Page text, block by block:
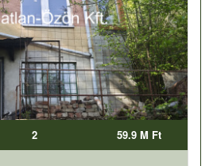
2 59.9 M Ft